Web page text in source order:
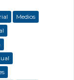
Medios